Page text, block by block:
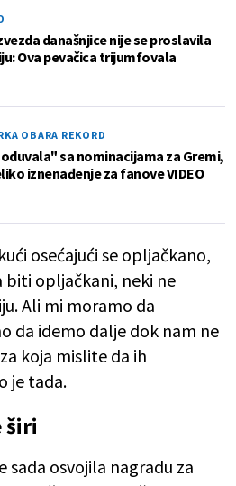
današnjice nije se proslavila
Ova pevačica trijumfovala
OBARA REKORD
sa nominacijama za Gremi,
iznenađenje za fanove VIDEO
osećajući se opljačkano,
biti opljačkani, neki ne
Ali mi moramo da
da idemo dalje dok nam ne
koja mislite da ih
je tada.
širi
sada osvojila nagradu za